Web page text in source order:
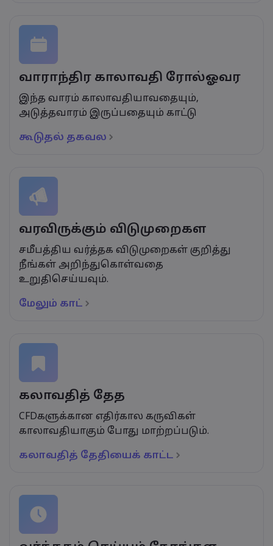
வாராந்திர காலாவதி ரோல்ஓவர
இந்த வாரம் காலாவதியாவதையும்,
அடுத்தவாரம் இருப்பதையும் காட்டு
கூடுதல் தகவல
வரவிருக்கும் விடுமுறைகள
சமீபத்திய வர்த்தக விடுமுறைகள் குறித்து
நீங்கள் அறிந்துகொள்வதை
உறுதிசெய்யவும்.
மேலும் காட்
கலாவதித் தேத
CFDகளுக்கான எதிர்கால கருவிகள்
காலாவதியாகும் போது மாற்றப்படும்.
கலாவதித் தேதியைக் காட்ட